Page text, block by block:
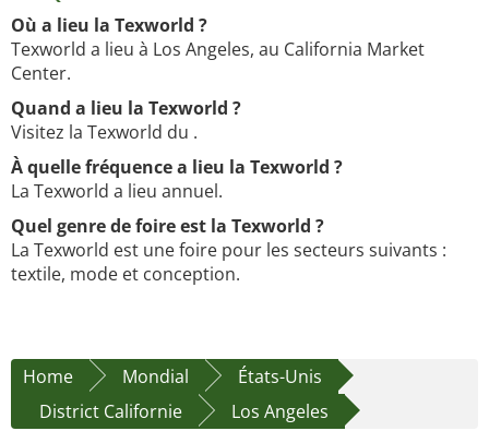
Où a lieu la Texworld ?
Texworld a lieu à Los Angeles, au California Market
Center.
Quand a lieu la Texworld ?
Visitez la Texworld du .
À quelle fréquence a lieu la Texworld ?
La Texworld a lieu annuel.
Quel genre de foire est la Texworld ?
La Texworld est une foire pour les secteurs suivants :
textile, mode et conception.
Home Mondial
États-Unis
District Californie
Los Angeles